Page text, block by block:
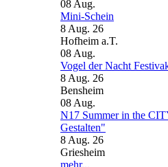
08 Aug.
Mini-Schein
8 Aug. 26
Hofheim a.T.
08 Aug.
Vogel der Nacht
8 Aug. 26
Bensheim
08 Aug.
N17 Summer in the
Gestalten"
8 Aug. 26
Griesheim
mehr...